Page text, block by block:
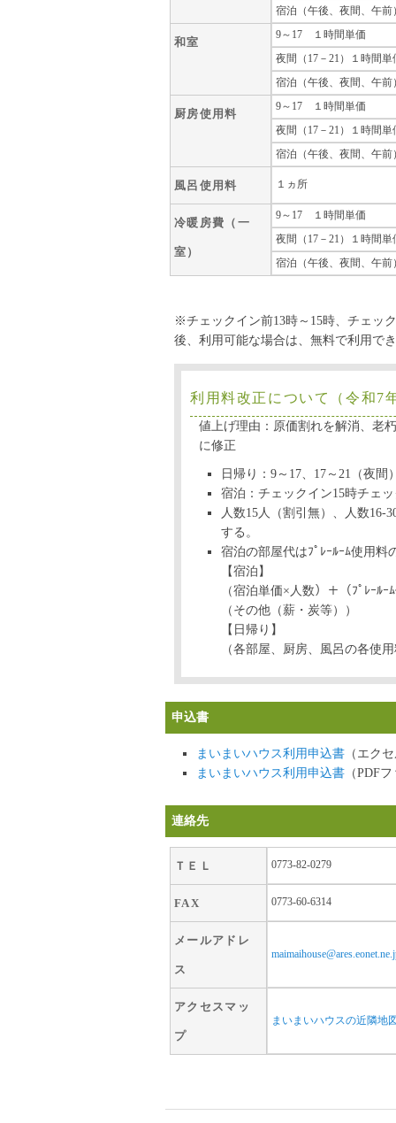
宿泊（午後、夜間、午
和室
9～17 １時間単価
夜間（17－21）１時間単
宿泊（午後、夜間、午
厨房使用料
9～17 １時間単価
夜間（17－21）１時間単
宿泊（午後、夜間、午
風呂使用料 １ヵ所
冷暖房費（一
室）
9～17 １時間単価
夜間（17－21）１時間単
宿泊（午後、夜間、午
※チェックイン前13時～15時、チェッ
後、利用可能な場合は、無料で利用で
利用料改正について（令和7
値上げ理由：原価割れを解消、老
に修正
日帰り：9～17、17～21（夜
宿泊：チェックイン15時チェ
人数15人（割引無）、人数
する。
宿泊の部屋代はﾌﾟﾚｰﾙｰﾑ使用料
【宿泊】
（宿泊単価×人数）＋（ﾌﾟﾚｰﾙ
（その他（薪・炭等））
【日帰り】
（各部屋、厨房、風呂の各使
申込書
まいまいハウス利用申込書 （エク
まいまいハウス利用申込書 （PDF
連絡先
ＴＥＬ 0773-82-0279
FAX 0773-60-6314
メールアドレ
ス
アクセスマッ
プ
まいまいハウスの近隣地